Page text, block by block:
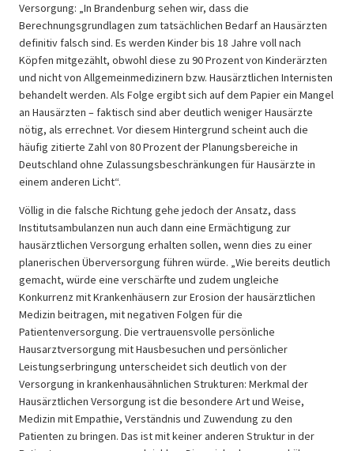
Versorgung: „In Brandenburg sehen wir, dass die
Berechnungsgrundlagen zum tatsächlichen Bedarf an Hausärzten
definitiv falsch sind. Es werden Kinder bis 18 Jahre voll nach
Köpfen mitgezählt, obwohl diese zu 90 Prozent von Kinderärzten
und nicht von Allgemeinmedizinern bzw. Hausärztlichen Internisten
behandelt werden. Als Folge ergibt sich auf dem Papier ein Mangel
an Hausärzten – faktisch sind aber deutlich weniger Hausärzte
nötig, als errechnet. Vor diesem Hintergrund scheint auch die
häufig zitierte Zahl von 80 Prozent der Planungsbereiche in
Deutschland ohne Zulassungsbeschränkungen für Hausärzte in
einem anderen Licht“.
Völlig in die falsche Richtung gehe jedoch der Ansatz, dass
Institutsambulanzen nun auch dann eine Ermächtigung zur
hausärztlichen Versorgung erhalten sollen, wenn dies zu einer
planerischen Überversorgung führen würde. „Wie bereits deutlich
gemacht, würde eine verschärfte und zudem ungleiche
Konkurrenz mit Krankenhäusern zur Erosion der hausärztlichen
Medizin beitragen, mit negativen Folgen für die
Patientenversorgung. Die vertrauensvolle persönliche
Hausarztversorgung mit Hausbesuchen und persönlicher
Leistungserbringung unterscheidet sich deutlich von der
Versorgung in krankenhausähnlichen Strukturen: Merkmal der
Hausärztlichen Versorgung ist die besondere Art und Weise,
Medizin mit Empathie, Verständnis und Zuwendung zu den
Patienten zu bringen. Das ist mit keiner anderen Struktur in der